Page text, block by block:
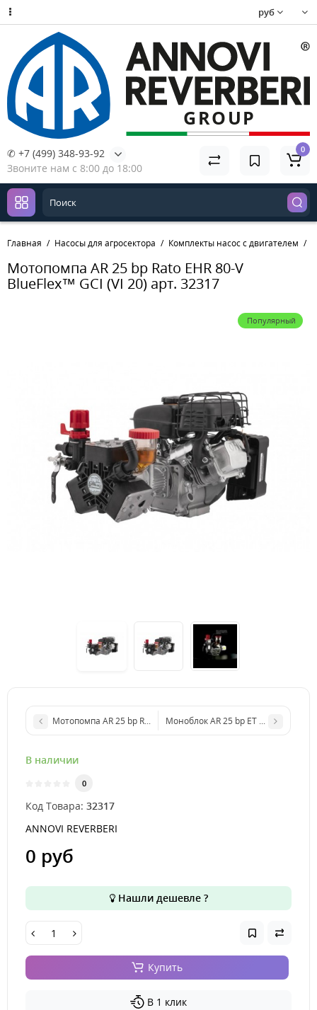
руб
✆ +7 (499) 348-93-92
Звоните нам с 8:00 до 18:00
0
Главная Насосы для агросектора Комплекты насос с двигателем
Мотопомпа AR 25 bp Rato EHR 80-V
BlueFlex™ GCI (VI 20) арт. 32317
Популярный
Мотопомпа AR 25 bp Rato EHR 180 BlueFlex™ GCI (VI 20) арт.
Моноблок AR 25 bp ET BlueFlex™
В наличии
0
Код Товара: 32317
ANNOVI REVERBERI
0 руб
Нашли дешевле ?
Купить
В 1 клик